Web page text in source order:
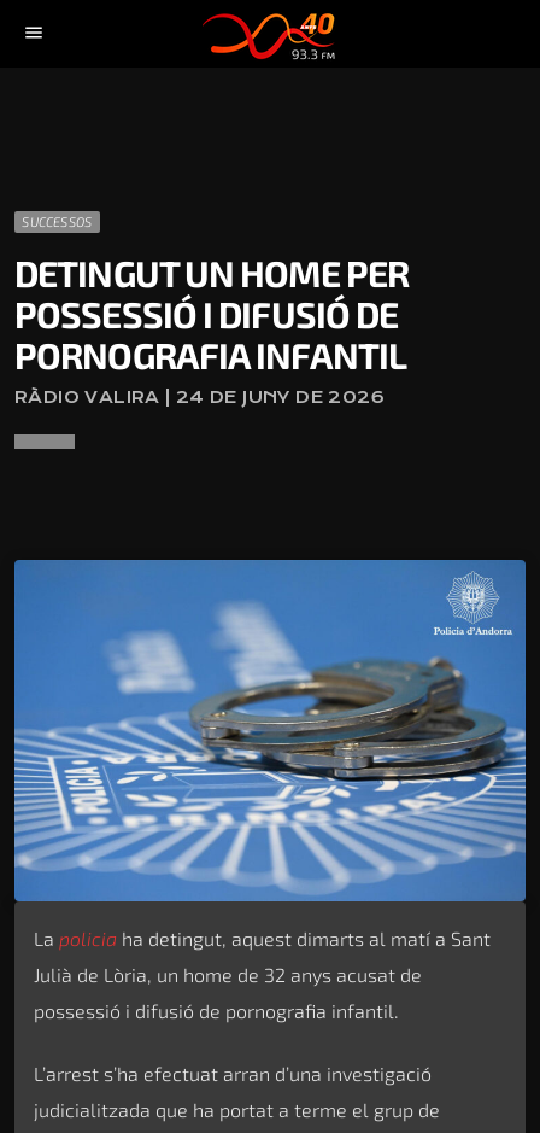
menu
SUCCESSOS
DETINGUT UN HOME PER
POSSESSIÓ I DIFUSIÓ DE
PORNOGRAFIA INFANTIL
RÀDIO VALIRA | 24 DE JUNY DE 2026
La policia ha detingut, aquest dimarts al matí a Sant
Julià de Lòria, un home de 32 anys acusat de
possessió i difusió de pornografia infantil.
L’arrest s’ha efectuat arran d’una investigació
judicialitzada que ha portat a terme el grup de